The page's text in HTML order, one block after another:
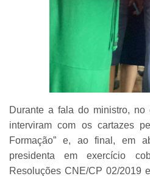
Durante a fala do ministro,
interviram com os cartazes
Formação” e, ao final, em
presidenta em exercício
Resoluções CNE/CP 02/2019